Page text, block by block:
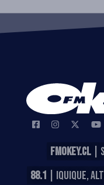
FMOKEY.CL|
88.1 | IQUIQUE,